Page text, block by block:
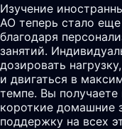
Изучение
АО теперь стало
благодаря
занятий.
дозировать
и двигаться в
темпе. Вы
короткие домашние
поддержку на всех